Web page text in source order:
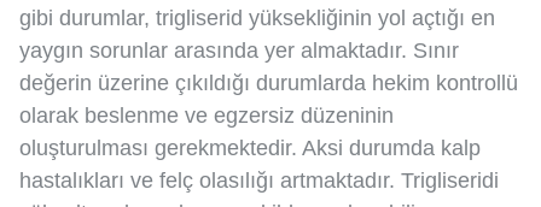
gibi durumlar, trigliserid yüksekliğinin yol açtığı en
yaygın sorunlar arasında yer almaktadır. Sınır
değerin üzerine çıkıldığı durumlarda hekim kontrollü
olarak beslenme ve egzersiz düzeninin
oluşturulması gerekmektedir. Aksi durumda kalp
hastalıkları ve felç olasılığı artmaktadır. Trigliseridi